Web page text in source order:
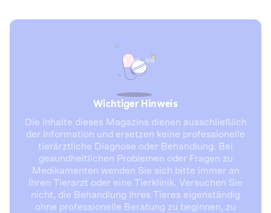
Wichtiger Hinweis
Die Inhalte dieses Magazins dienen ausschließlich
der Information und ersetzen keine professionelle
tierärztliche Diagnose oder Behandlung. Bei
gesundheitlichen Problemen oder Fragen zu
Medikamenten wenden Sie sich bitte immer an
Ihren Tierarzt oder eine Tierklinik. Versuchen Sie
nicht, die Behandlung Ihres Tieres eigenständig
ohne professionelle Beratung zu beginnen, zu